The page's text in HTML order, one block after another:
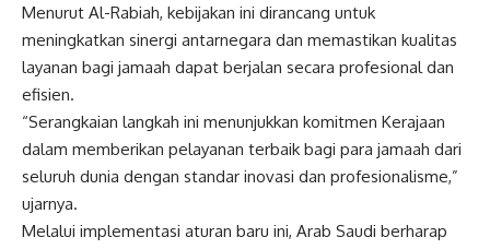
Menurut Al-Rabiah, kebijakan ini dirancang untuk
meningkatkan sinergi antarnegara dan memastikan kualitas
layanan bagi jamaah dapat berjalan secara profesional dan
efisien.
“Serangkaian langkah ini menunjukkan komitmen Kerajaan
dalam memberikan pelayanan terbaik bagi para jamaah dari
seluruh dunia dengan standar inovasi dan profesionalisme,”
ujarnya.
Melalui implementasi aturan baru ini, Arab Saudi berharap